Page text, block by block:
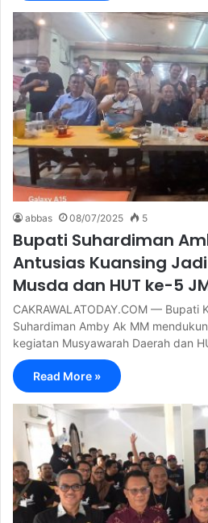
abbas 08/07/2025 5
Bupati Suhardiman
Antusias Kuansing
Musda dan HUT ke-5
CAKRAWALATODAY.COM — Bupati
Suhardiman Amby Ak MM
kegiatan Musyawarah Daerah dan
Read More »